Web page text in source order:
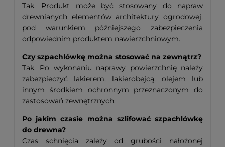
Tak. Produkt może być stosowany do napraw
drewnianych elementów architektury ogrodowej,
pod warunkiem późniejszego zabezpieczenia
odpowiednim produktem nawierzchniowym.
Czy szpachlówkę można stosować na zewnątrz?
Tak. Po wykonaniu naprawy powierzchnię należy
zabezpieczyć lakierem, lakierobejcą, olejem lub
innym środkiem ochronnym przeznaczonym do
zastosowań zewnętrznych.
Po jakim czasie można szlifować szpachlówkę
do drewna?
Czas schnięcia zależy od grubości nałożonej